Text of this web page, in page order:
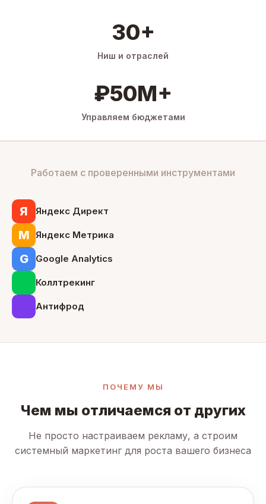
30+
Ниш и отраслей
₽50M+
Управляем бюджетами
Работаем с проверенными инструментами
Я Яндекс Директ
М Яндекс Метрика
G Google Analytics
Коллтрекинг
Антифрод
ПОЧЕМУ МЫ
Чем мы отличаемся от других
Не просто настраиваем рекламу, а строим
системный маркетинг для роста вашего бизнеса